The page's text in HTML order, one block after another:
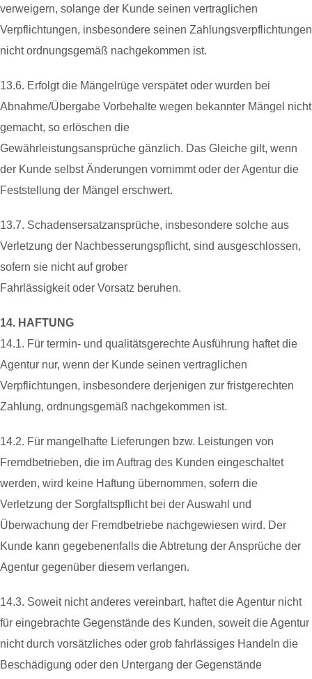
verweigern, solange der Kunde seinen vertraglichen
Verpflichtungen, insbesondere seinen Zahlungsverpflichtungen
nicht ordnungsgemäß nachgekommen ist.
13.6. Erfolgt die Mängelrüge verspätet oder wurden bei
Abnahme/Übergabe Vorbehalte wegen bekannter Mängel nicht
gemacht, so erlöschen die
Gewährleistungsansprüche gänzlich. Das Gleiche gilt, wenn
der Kunde selbst Änderungen vornimmt oder der Agentur die
Feststellung der Mängel erschwert.
13.7. Schadensersatzansprüche, insbesondere solche aus
Verletzung der Nachbesserungspflicht, sind ausgeschlossen,
sofern sie nicht auf grober
Fahrlässigkeit oder Vorsatz beruhen.
14. HAFTUNG
14.1. Für termin- und qualitätsgerechte Ausführung haftet die
Agentur nur, wenn der Kunde seinen vertraglichen
Verpflichtungen, insbesondere derjenigen zur fristgerechten
Zahlung, ordnungsgemäß nachgekommen ist.
14.2. Für mangelhafte Lieferungen bzw. Leistungen von
Fremdbetrieben, die im Auftrag des Kunden eingeschaltet
werden, wird keine Haftung übernommen, sofern die
Verletzung der Sorgfaltspflicht bei der Auswahl und
Überwachung der Fremdbetriebe nachgewiesen wird. Der
Kunde kann gegebenenfalls die Abtretung der Ansprüche der
Agentur gegenüber diesem verlangen.
14.3. Soweit nicht anderes vereinbart, haftet die Agentur nicht
für eingebrachte Gegenstände des Kunden, soweit die Agentur
nicht durch vorsätzliches oder grob fahrlässiges Handeln die
Beschädigung oder den Untergang der Gegenstände